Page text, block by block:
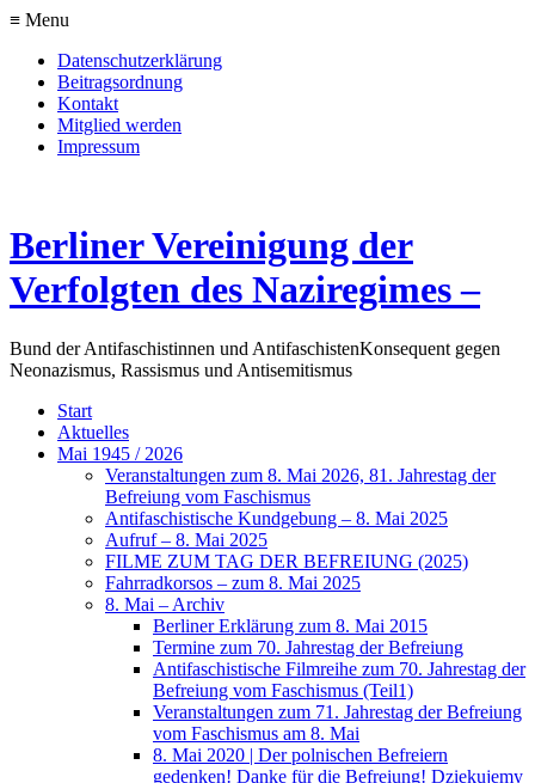
≡ Menu
Datenschutzerklärung
Beitragsordnung
Kontakt
Mitglied werden
Impressum
Berliner Vereinigung der
Verfolgten des Naziregimes –
Bund der Antifaschistinnen und AntifaschistenKonsequent gegen
Neonazismus, Rassismus und Antisemitismus
Start
Aktuelles
Mai 1945 / 2026
Veranstaltungen zum 8. Mai 2026, 81. Jahrestag der
Befreiung vom Faschismus
Antifaschistische Kundgebung – 8. Mai 2025
Aufruf – 8. Mai 2025
FILME ZUM TAG DER BEFREIUNG (2025)
Fahrradkorsos – zum 8. Mai 2025
8. Mai – Archiv
Berliner Erklärung zum 8. Mai 2015
Termine zum 70. Jahrestag der Befreiung
Antifaschistische Filmreihe zum 70. Jahrestag der
Befreiung vom Faschismus (Teil1)
Veranstaltungen zum 71. Jahrestag der Befreiung
vom Faschismus am 8. Mai
8. Mai 2020 | Der polnischen Befreiern
gedenken! Danke für die Befreiung! Dziękujemy